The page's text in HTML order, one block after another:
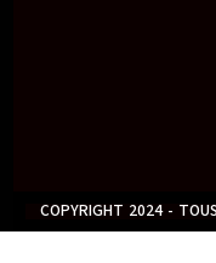
COPYRIGHT 2024 -